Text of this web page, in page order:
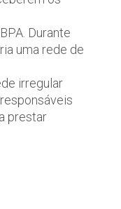
Durante
uma rede de
irregular
prestar